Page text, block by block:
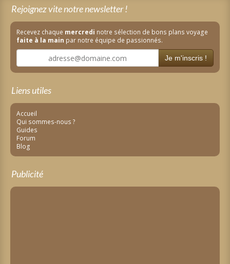
Rejoignez vite notre newsletter !
Recevez chaque mercredi notre sélection de bons plans voyage
faite à la main par notre équipe de passionnés.
Je m'inscris !
Liens utiles
Accueil
Qui sommes-nous ?
Guides
Forum
Blog
Publicité